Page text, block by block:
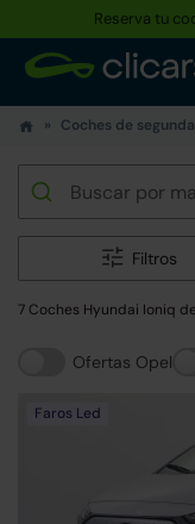
Reserva tu
Coches de
Filtros
7 Coches Hyundai Ioniq
Ofertas Opel
Faros Led